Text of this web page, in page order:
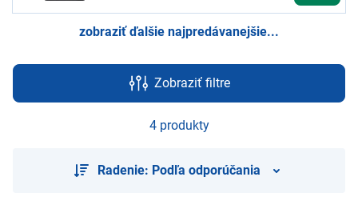
zobraziť ďalšie najpredávanejšie...
Zobraziť filtre
4 produkty
Radenie: Podľa odporúčania